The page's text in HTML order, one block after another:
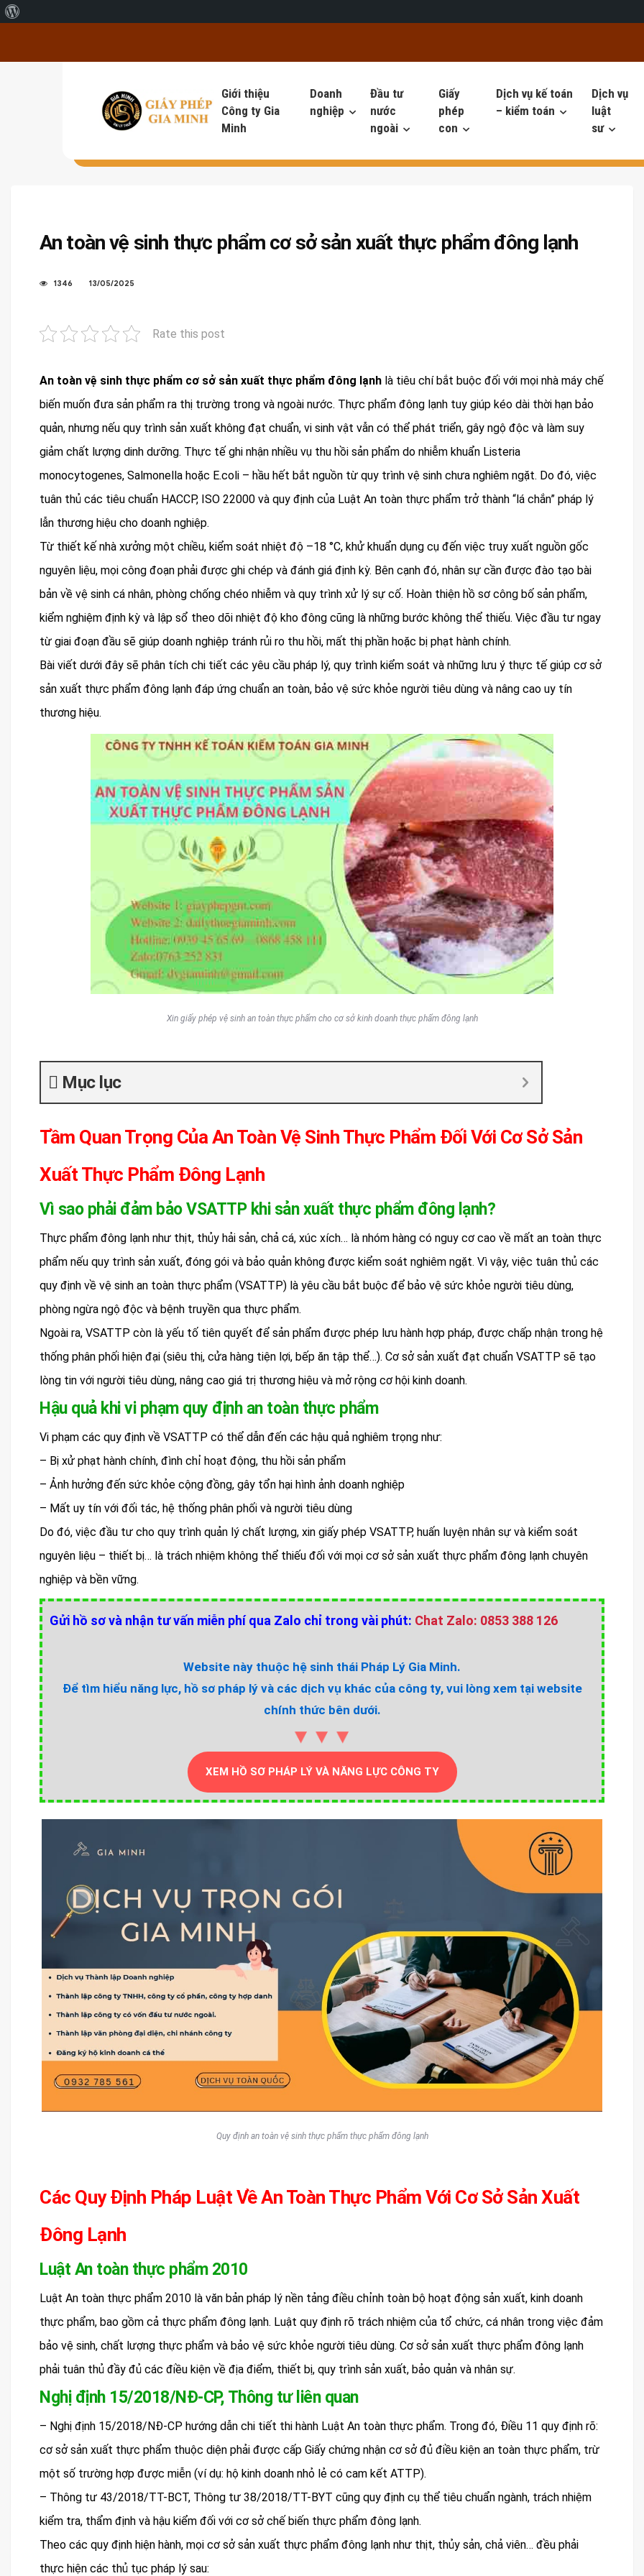
Giới thiệu
Công ty Gia
Minh
Doanh
nghiệp
Đầu tư
nước
ngoài
Giấy
phép
con
Dịch vụ kế toán
– kiểm toán
Dịch vụ
luật
sư
An toàn vệ sinh thực phẩm cơ sở sản xuất thực phẩm đông lạnh
1346 13/05/2025
Rate this post
An toàn vệ sinh thực phẩm cơ sở sản xuất thực phẩm đông lạnh là tiêu chí bắt buộc đối với mọi nhà máy chế
biến muốn đưa sản phẩm ra thị trường trong và ngoài nước. Thực phẩm đông lạnh tuy giúp kéo dài thời hạn bảo
quản, nhưng nếu quy trình sản xuất không đạt chuẩn, vi sinh vật vẫn có thể phát triển, gây ngộ độc và làm suy
giảm chất lượng dinh dưỡng. Thực tế ghi nhận nhiều vụ thu hồi sản phẩm do nhiễm khuẩn Listeria
monocytogenes, Salmonella hoặc E.coli – hầu hết bắt nguồn từ quy trình vệ sinh chưa nghiêm ngặt. Do đó, việc
tuân thủ các tiêu chuẩn HACCP, ISO 22000 và quy định của Luật An toàn thực phẩm trở thành “lá chắn” pháp lý
lẫn thương hiệu cho doanh nghiệp.
Từ thiết kế nhà xưởng một chiều, kiểm soát nhiệt độ –18 °C, khử khuẩn dụng cụ đến việc truy xuất nguồn gốc
nguyên liệu, mọi công đoạn phải được ghi chép và đánh giá định kỳ. Bên cạnh đó, nhân sự cần được đào tạo bài
bản về vệ sinh cá nhân, phòng chống chéo nhiễm và quy trình xử lý sự cố. Hoàn thiện hồ sơ công bố sản phẩm,
kiểm nghiệm định kỳ và lập sổ theo dõi nhiệt độ kho đông cũng là những bước không thể thiếu. Việc đầu tư ngay
từ giai đoạn đầu sẽ giúp doanh nghiệp tránh rủi ro thu hồi, mất thị phần hoặc bị phạt hành chính.
Bài viết dưới đây sẽ phân tích chi tiết các yêu cầu pháp lý, quy trình kiểm soát và những lưu ý thực tế giúp cơ sở
sản xuất thực phẩm đông lạnh đáp ứng chuẩn an toàn, bảo vệ sức khỏe người tiêu dùng và nâng cao uy tín
thương hiệu.
Xin giấy phép vệ sinh an toàn thực phẩm cho cơ sở kinh doanh thực phẩm đông lạnh
Mục lục
Tầm Quan Trọng Của An Toàn Vệ Sinh Thực Phẩm Đối Với Cơ Sở Sản
Xuất Thực Phẩm Đông Lạnh
Vì sao phải đảm bảo VSATTP khi sản xuất thực phẩm đông lạnh?
Thực phẩm đông lạnh như thịt, thủy hải sản, chả cá, xúc xích… là nhóm hàng có nguy cơ cao về mất an toàn thực
phẩm nếu quy trình sản xuất, đóng gói và bảo quản không được kiểm soát nghiêm ngặt. Vì vậy, việc tuân thủ các
quy định về vệ sinh an toàn thực phẩm (VSATTP) là yêu cầu bắt buộc để bảo vệ sức khỏe người tiêu dùng,
phòng ngừa ngộ độc và bệnh truyền qua thực phẩm.
Ngoài ra, VSATTP còn là yếu tố tiên quyết để sản phẩm được phép lưu hành hợp pháp, được chấp nhận trong hệ
thống phân phối hiện đại (siêu thị, cửa hàng tiện lợi, bếp ăn tập thể…). Cơ sở sản xuất đạt chuẩn VSATTP sẽ tạo
lòng tin với người tiêu dùng, nâng cao giá trị thương hiệu và mở rộng cơ hội kinh doanh.
Hậu quả khi vi phạm quy định an toàn thực phẩm
Vi phạm các quy định về VSATTP có thể dẫn đến các hậu quả nghiêm trọng như:
– Bị xử phạt hành chính, đình chỉ hoạt động, thu hồi sản phẩm
– Ảnh hưởng đến sức khỏe cộng đồng, gây tổn hại hình ảnh doanh nghiệp
– Mất uy tín với đối tác, hệ thống phân phối và người tiêu dùng
Do đó, việc đầu tư cho quy trình quản lý chất lượng, xin giấy phép VSATTP, huấn luyện nhân sự và kiểm soát
nguyên liệu – thiết bị… là trách nhiệm không thể thiếu đối với mọi cơ sở sản xuất thực phẩm đông lạnh chuyên
nghiệp và bền vững.
Gửi hồ sơ và nhận tư vấn miễn phí qua Zalo chỉ trong vài phút: Chat Zalo: 0853 388 126
Website này thuộc hệ sinh thái Pháp Lý Gia Minh.
Để tìm hiểu năng lực, hồ sơ pháp lý và các dịch vụ khác của công ty, vui lòng xem tại website
chính thức bên dưới.
▼▼▼
XEM HỒ SƠ PHÁP LÝ VÀ NĂNG LỰC CÔNG TY
Quy định an toàn vệ sinh thực phẩm thực phẩm đông lạnh
Các Quy Định Pháp Luật Về An Toàn Thực Phẩm Với Cơ Sở Sản Xuất
Đông Lạnh
Luật An toàn thực phẩm 2010
Luật An toàn thực phẩm 2010 là văn bản pháp lý nền tảng điều chỉnh toàn bộ hoạt động sản xuất, kinh doanh
thực phẩm, bao gồm cả thực phẩm đông lạnh. Luật quy định rõ trách nhiệm của tổ chức, cá nhân trong việc đảm
bảo vệ sinh, chất lượng thực phẩm và bảo vệ sức khỏe người tiêu dùng. Cơ sở sản xuất thực phẩm đông lạnh
phải tuân thủ đầy đủ các điều kiện về địa điểm, thiết bị, quy trình sản xuất, bảo quản và nhân sự.
Nghị định 15/2018/NĐ-CP, Thông tư liên quan
– Nghị định 15/2018/NĐ-CP hướng dẫn chi tiết thi hành Luật An toàn thực phẩm. Trong đó, Điều 11 quy định rõ:
cơ sở sản xuất thực phẩm thuộc diện phải được cấp Giấy chứng nhận cơ sở đủ điều kiện an toàn thực phẩm, trừ
một số trường hợp được miễn (ví dụ: hộ kinh doanh nhỏ lẻ có cam kết ATTP).
– Thông tư 43/2018/TT-BCT, Thông tư 38/2018/TT-BYT cũng quy định cụ thể tiêu chuẩn ngành, trách nhiệm
kiểm tra, thẩm định và hậu kiểm đối với cơ sở chế biến thực phẩm đông lạnh.
Theo các quy định hiện hành, mọi cơ sở sản xuất thực phẩm đông lạnh như thịt, thủy sản, chả viên… đều phải
thực hiện các thủ tục pháp lý sau: